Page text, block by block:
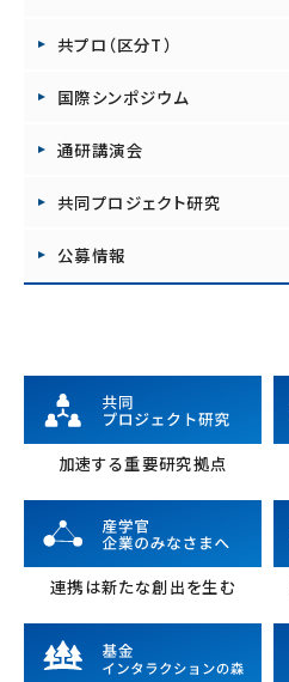
共プロ（区分T）
国際シンポジウム
通研講演会
共同プロジェクト研究
公募情報
加速する重要研究拠点
連携は新たな創出を生む